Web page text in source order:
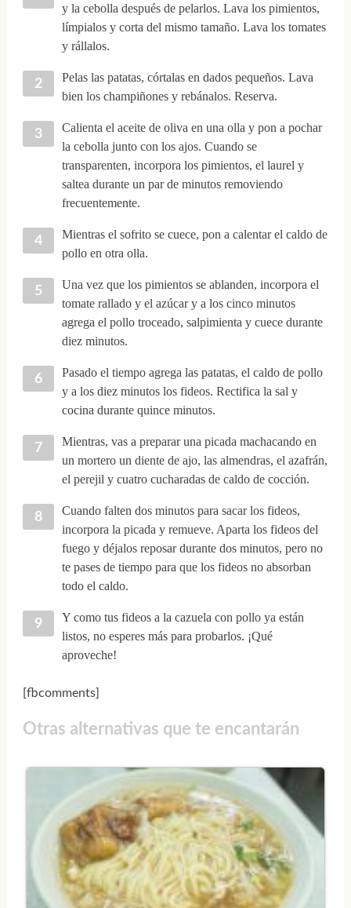
y la cebolla después de pelarlos. Lava los pimientos,
límpialos y corta del mismo tamaño. Lava los tomates
y rállalos.
Pelas las patatas, córtalas en dados pequeños. Lava
bien los champiñones y rebánalos. Reserva.
Calienta el aceite de oliva en una olla y pon a pochar
la cebolla junto con los ajos. Cuando se
transparenten, incorpora los pimientos, el laurel y
saltea durante un par de minutos removiendo
frecuentemente.
Mientras el sofrito se cuece, pon a calentar el caldo de
pollo en otra olla.
Una vez que los pimientos se ablanden, incorpora el
tomate rallado y el azúcar y a los cinco minutos
agrega el pollo troceado, salpimienta y cuece durante
diez minutos.
Pasado el tiempo agrega las patatas, el caldo de pollo
y a los diez minutos los fideos. Rectifica la sal y
cocina durante quince minutos.
Mientras, vas a preparar una picada machacando en
un mortero un diente de ajo, las almendras, el azafrán,
el perejil y cuatro cucharadas de caldo de cocción.
Cuando falten dos minutos para sacar los fideos,
incorpora la picada y remueve. Aparta los fideos del
fuego y déjalos reposar durante dos minutos, pero no
te pases de tiempo para que los fideos no absorban
todo el caldo.
Y como tus fideos a la cazuela con pollo ya están
listos, no esperes más para probarlos. ¡Qué
aproveche!
[fbcomments]
Otras alternativas que te encantarán